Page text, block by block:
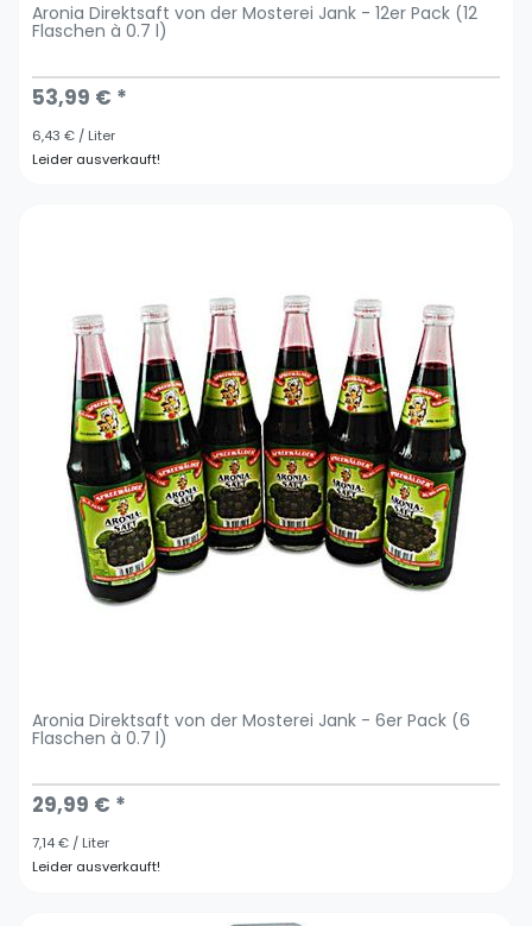
Aronia Direktsaft von der Mosterei Jank - 12er Pack (12
Flaschen à 0.7 l)
53,99 € *
6,43 € / Liter
Leider ausverkauft!
Aronia Direktsaft von der Mosterei Jank - 6er Pack (6
Flaschen à 0.7 l)
29,99 € *
7,14 € / Liter
Leider ausverkauft!